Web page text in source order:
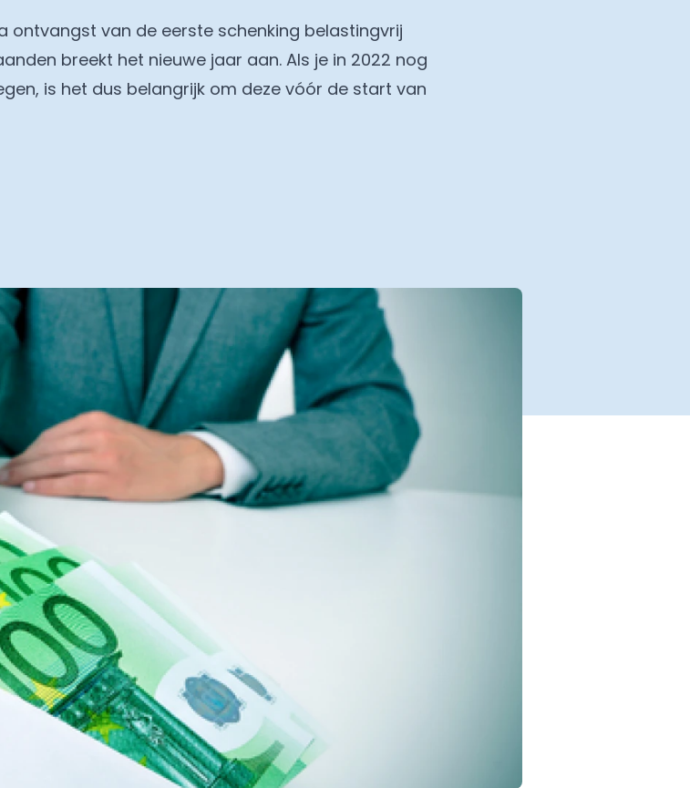
ontvangst van de eerste schenking belastingvrij
breekt het nieuwe jaar aan. Als je in 2022 nog
is het dus belangrijk om deze vóór de start van